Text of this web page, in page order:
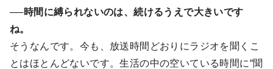
──時間に縛られないのは、続けるうえで大きいです
ね。
そうなんです。今も、放送時間どおりにラジオを聞くこ
とはほとんどないです。生活の中の空いている時間に“聞